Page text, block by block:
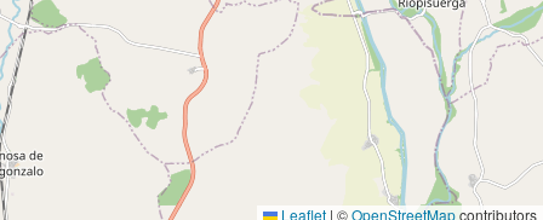
Leaflet | ©OpenStreetMapcontributors